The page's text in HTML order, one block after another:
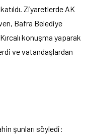
Ziyaretlerde AK
Bafra Belediye
konuşma yaparak
ve vatandaşlardan
şunları söyledi: